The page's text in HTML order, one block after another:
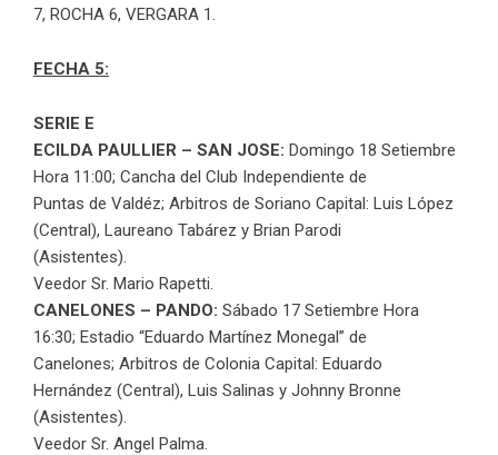
7, ROCHA 6, VERGARA 1.
FECHA 5:
SERIE E
ECILDA PAULLIER – SAN JOSE: Domingo 18 Setiembre
Hora 11:00; Cancha del Club Independiente de
Puntas de Valdéz; Arbitros de Soriano Capital: Luis López
(Central), Laureano Tabárez y Brian Parodi
(Asistentes).
Veedor Sr. Mario Rapetti.
CANELONES – PANDO: Sábado 17 Setiembre Hora
16:30; Estadio “Eduardo Martínez Monegal” de
Canelones; Arbitros de Colonia Capital: Eduardo
Hernández (Central), Luis Salinas y Johnny Bronne
(Asistentes).
Veedor Sr. Angel Palma.